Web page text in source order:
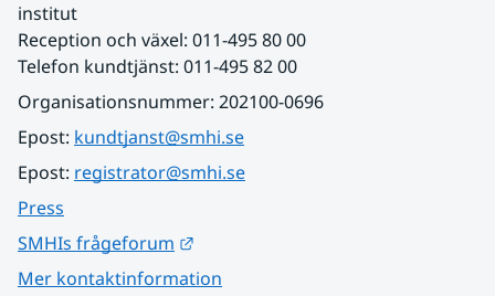
institut
Reception och växel: 011-495 80 00
Telefon kundtjänst: 011-495 82 00
Organisationsnummer: 202100-0696
Epost: kundtjanst@smhi.se
Epost: registrator@smhi.se
Press
SMHIs frågeforum
Mer kontaktinformation